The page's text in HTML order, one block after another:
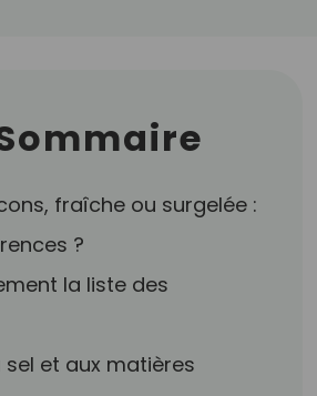
fraîche ou surgelée :
?
la liste des
et aux matières